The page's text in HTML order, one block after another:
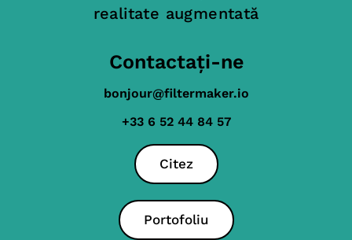
realitate augmentată
Contactați-ne
bonjour@filtermaker.io
+33 6 52 44 84 57
Citez
Portofoliu